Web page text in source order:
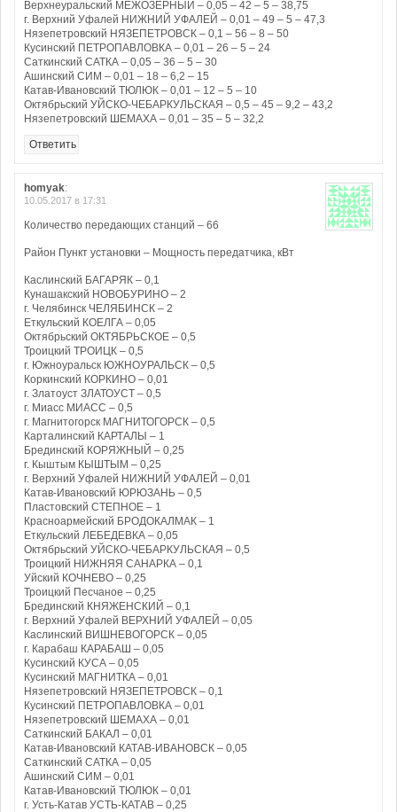
Верхнеуральский МЕЖОЗЕРНЫЙ – 0,05 – 42 – 5 – 38,75
г. Верхний Уфалей НИЖНИЙ УФАЛЕЙ – 0,01 – 49 – 5 – 47,3
Нязепетровский НЯЗЕПЕТРОВСК – 0,1 – 56 – 8 – 50
Кусинский ПЕТРОПАВЛОВКА – 0,01 – 26 – 5 – 24
Саткинский САТКА – 0,05 – 36 – 5 – 30
Ашинский СИМ – 0,01 – 18 – 6,2 – 15
Катав-Ивановский ТЮЛЮК – 0,01 – 12 – 5 – 10
Октябрьский УЙСКО-ЧЕБАРКУЛЬСКАЯ – 0,5 – 45 – 9,2 – 43,2
Нязепетровский ШЕМАХА – 0,01 – 35 – 5 – 32,2
Ответить
homyak:
10.05.2017 в 17:31
Количество передающих станций – 66
Район Пункт установки – Мощность передатчика, кВт
Каслинский БАГАРЯК – 0,1
Кунашакский НОВОБУРИНО – 2
г. Челябинск ЧЕЛЯБИНСК – 2
Еткульский КОЕЛГА – 0,05
Октябрьский ОКТЯБРЬСКОЕ – 0,5
Троицкий ТРОИЦК – 0,5
г. Южноуральск ЮЖНОУРАЛЬСК – 0,5
Коркинский КОРКИНО – 0,01
г. Златоуст ЗЛАТОУСТ – 0,5
г. Миасс МИАСС – 0,5
г. Магнитогорск МАГНИТОГОРСК – 0,5
Карталинский КАРТАЛЫ – 1
Брединский КОРЯЖНЫЙ – 0,25
г. Кыштым КЫШТЫМ – 0,25
г. Верхний Уфалей НИЖНИЙ УФАЛЕЙ – 0,01
Катав-Ивановский ЮРЮЗАНЬ – 0,5
Пластовский СТЕПНОЕ – 1
Красноармейский БРОДОКАЛМАК – 1
Еткульский ЛЕБЕДЕВКА – 0,05
Октябрьский УЙСКО-ЧЕБАРКУЛЬСКАЯ – 0,5
Троицкий НИЖНЯЯ САНАРКА – 0,1
Уйский КОЧНЕВО – 0,25
Троицкий Песчаное – 0,25
Брединский КНЯЖЕНСКИЙ – 0,1
г. Верхний Уфалей ВЕРХНИЙ УФАЛЕЙ – 0,05
Каслинский ВИШНЕВОГОРСК – 0,05
г. Карабаш КАРАБАШ – 0,05
Кусинский КУСА – 0,05
Кусинский МАГНИТКА – 0,01
Нязепетровский НЯЗЕПЕТРОВСК – 0,1
Кусинский ПЕТРОПАВЛОВКА – 0,01
Нязепетровский ШЕМАХА – 0,01
Саткинский БАКАЛ – 0,01
Катав-Ивановский КАТАВ-ИВАНОВСК – 0,05
Саткинский САТКА – 0,05
Ашинский СИМ – 0,01
Катав-Ивановский ТЮЛЮК – 0,01
г. Усть-Катав УСТЬ-КАТАВ – 0,25